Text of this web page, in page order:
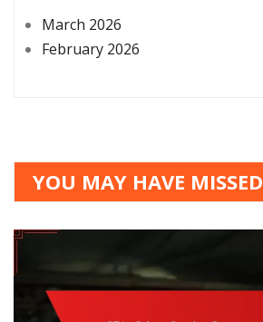
March 2026
February 2026
YOU MAY HAVE MISSED